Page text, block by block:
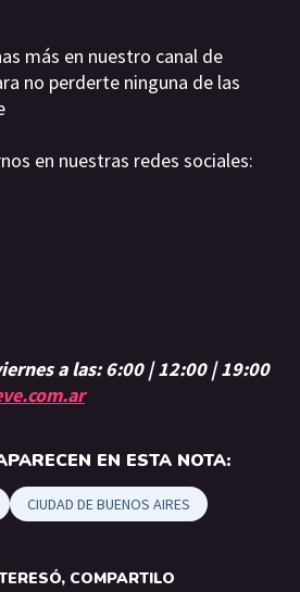
más en nuestro canal de
no perderte ninguna de las
en nuestras redes sociales:
a las: 6:00 | 12:00 | 19:00
EN ESTA NOTA:
CIUDAD DE BUENOS AIRES
COMPARTILO